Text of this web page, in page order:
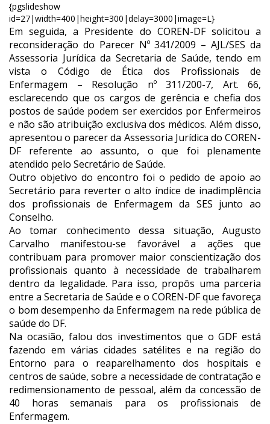
{pgslideshow
id=27|width=400|height=300|delay=3000|image=L}
Em seguida, a Presidente do COREN-DF solicitou a
reconsideração do Parecer Nº 341/2009 – AJL/SES da
Assessoria Jurídica da Secretaria de Saúde, tendo em
vista o Código de Ética dos Profissionais de
Enfermagem – Resolução nº 311/200-7, Art. 66,
esclarecendo que os cargos de gerência e chefia dos
postos de saúde podem ser exercidos por Enfermeiros
e não são atribuição exclusiva dos médicos. Além disso,
apresentou o parecer da Assessoria Jurídica do COREN-
DF referente ao assunto, o que foi plenamente
atendido pelo Secretário de Saúde.
Outro objetivo do encontro foi o pedido de apoio ao
Secretário para reverter o alto índice de inadimplência
dos profissionais de Enfermagem da SES junto ao
Conselho.
Ao tomar conhecimento dessa situação, Augusto
Carvalho manifestou-se favorável a ações que
contribuam para promover maior conscientização dos
profissionais quanto à necessidade de trabalharem
dentro da legalidade. Para isso, propôs uma parceria
entre a Secretaria de Saúde e o COREN-DF que favoreça
o bom desempenho da Enfermagem na rede pública de
saúde do DF.
Na ocasião, falou dos investimentos que o GDF está
fazendo em várias cidades satélites e na região do
Entorno para o reaparelhamento dos hospitais e
centros de saúde, sobre a necessidade de contratação e
redimensionamento de pessoal, além da concessão de
40 horas semanais para os profissionais de
Enfermagem.